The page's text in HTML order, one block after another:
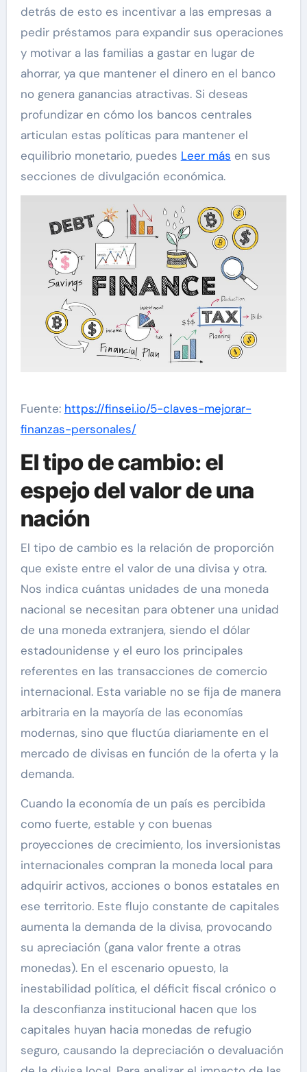
detrás de esto es incentivar a las empresas a
pedir préstamos para expandir sus operaciones
y motivar a las familias a gastar en lugar de
ahorrar, ya que mantener el dinero en el banco
no genera ganancias atractivas. Si deseas
profundizar en cómo los bancos centrales
articulan estas políticas para mantener el
equilibrio monetario, puedes Leer más en sus
secciones de divulgación económica.
Fuente: https://finsei.io/5-claves-mejorar-
finanzas-personales/
El tipo de cambio: el
espejo del valor de una
nación
El tipo de cambio es la relación de proporción
que existe entre el valor de una divisa y otra.
Nos indica cuántas unidades de una moneda
nacional se necesitan para obtener una unidad
de una moneda extranjera, siendo el dólar
estadounidense y el euro los principales
referentes en las transacciones de comercio
internacional. Esta variable no se fija de manera
arbitraria en la mayoría de las economías
modernas, sino que fluctúa diariamente en el
mercado de divisas en función de la oferta y la
demanda.
Cuando la economía de un país es percibida
como fuerte, estable y con buenas
proyecciones de crecimiento, los inversionistas
internacionales compran la moneda local para
adquirir activos, acciones o bonos estatales en
ese territorio. Este flujo constante de capitales
aumenta la demanda de la divisa, provocando
su apreciación (gana valor frente a otras
monedas). En el escenario opuesto, la
inestabilidad política, el déficit fiscal crónico o
la desconfianza institucional hacen que los
capitales huyan hacia monedas de refugio
seguro, causando la depreciación o devaluación